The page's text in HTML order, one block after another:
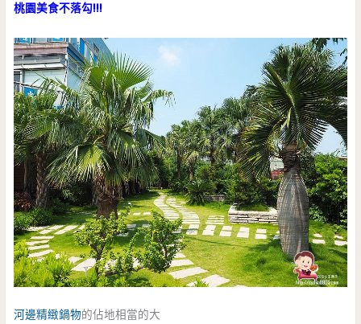
桃園美食不落勾!!!
河邊精緻鍋物的佔地相當的大